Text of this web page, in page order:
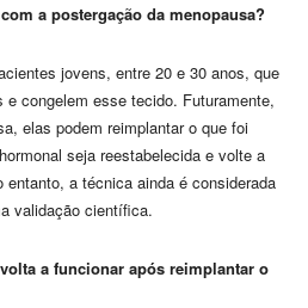
a postergação da menopausa?
jovens, entre 20 e 30 anos, que
congelem esse tecido. Futuramente,
elas podem reimplantar o que foi
seja reestabelecida e volte a
entanto, a técnica ainda é considerada
validação científica.
a funcionar após reimplantar o